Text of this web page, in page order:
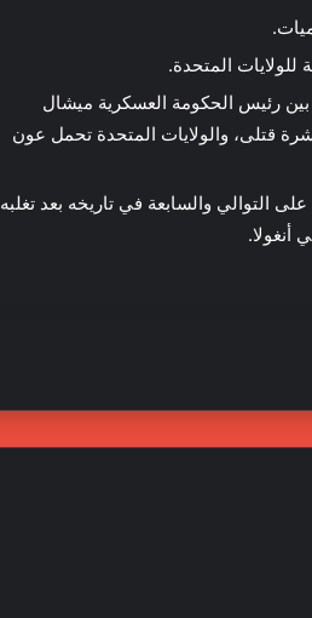
رئيس الحكومة العسكرية ميشال
قتلى، والولايات المتحدة تحمل عون
على التوالي والسابعة في تاريخه بعد تغلبه